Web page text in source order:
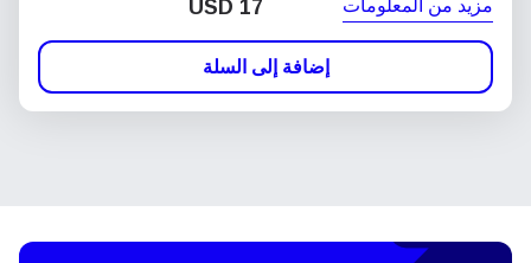
مزيد من المعلومات USD 17
إضافة إلى السلة